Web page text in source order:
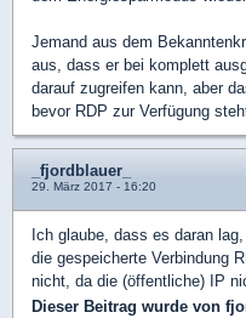
Jemand aus dem
aus, dass er bei komplett
darauf zugreifen kann, aber
bevor RDP zur Verfügung
_fjordblauer_
29. März 2017 - 16:20
Ich glaube, dass es daran
die gespeicherte Verbindung
nicht, da die (öffentliche) IP
Dieser Beitrag wurde von